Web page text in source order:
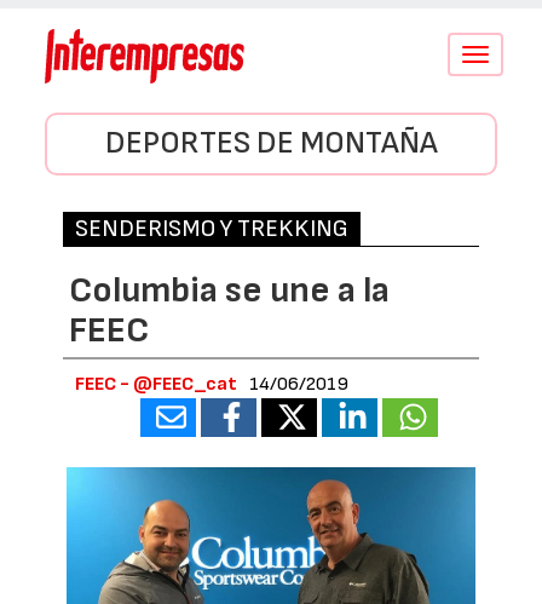
Conmutar
DEPORTES DE MONTAÑA
SENDERISMO Y TREKKING
Columbia se une a la
FEEC
FEEC - @FEEC_cat 14/06/2019